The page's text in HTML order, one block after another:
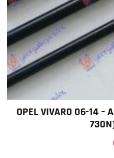
OPEL VIVARO 06-14 –